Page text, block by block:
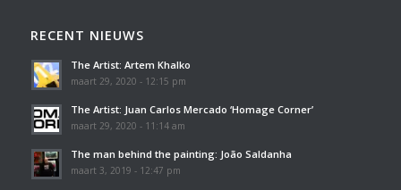
RECENT NIEUWS
The Artist: Artem Khalko
maart 29, 2020 - 12:15 pm
The Artist: Juan Carlos Mercado ‘Homage Corner’
maart 29, 2020 - 11:14 am
The man behind the painting: João Saldanha
maart 3, 2019 - 12:47 pm